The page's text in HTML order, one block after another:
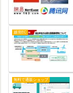
越境EC
無料で通販ショップ